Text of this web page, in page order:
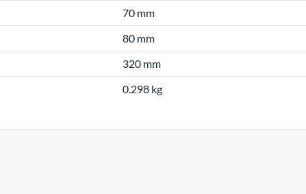
70 mm
80 mm
320 mm
0.298 kg